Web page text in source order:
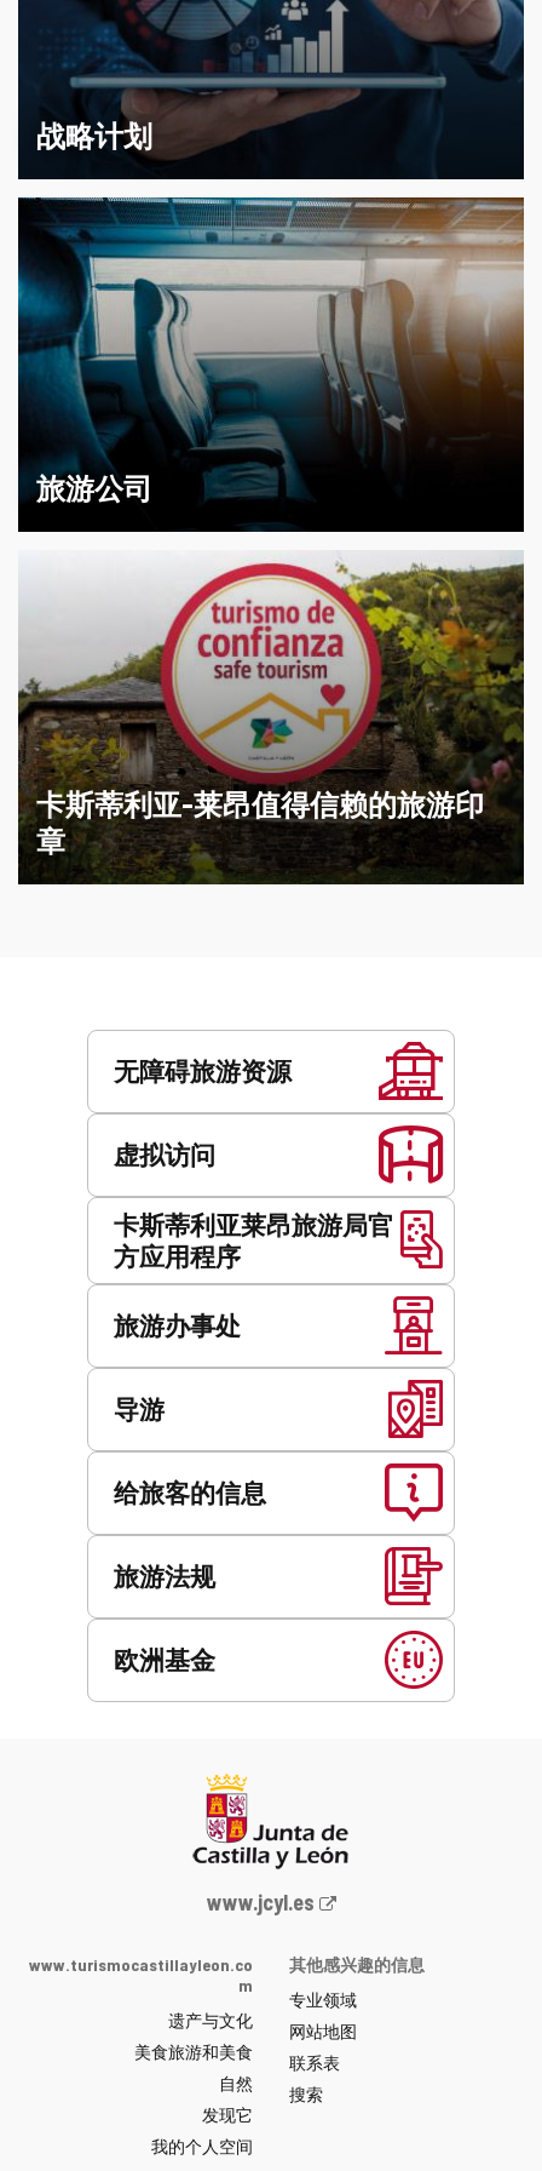
战略计划
旅游公司
卡斯蒂利亚-莱昂值得信赖的旅游印
章
无障碍旅游资源
虚拟访问
卡斯蒂利亚莱昂旅游局官
方应用程序
旅游办事处
导游
给旅客的信息
旅游法规
欧洲基金
Junta
y
León
网
站
门
户
-
www.jcyl.es
www.turismocastillayleon.co
m
遗产与文化
美食旅游和美食
自然
发现它
我的个人空间
其他感兴趣的信息
专业领域
网站地图
联系表
搜索